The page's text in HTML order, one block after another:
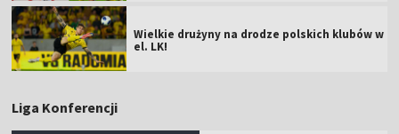
Wielkie drużyny na drodze polskich klubów w
el. LK!
Liga Konferencji